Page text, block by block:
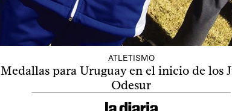
ATLETISMO
Medallas para Uruguay en el inicio de los
Odesur